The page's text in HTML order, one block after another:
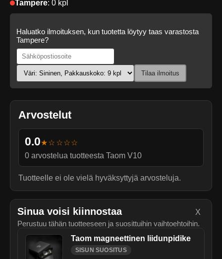
Arvostelut
0.0★☆☆☆☆
0 arvostelua tuotteesta Taom V10
Tuotteelle ei ole vielä hyväksyttyjä arvosteluja.
Tampere: 0 kpl
Haluatko ilmoituksen, kun tuotetta löytyy taas varastosta
Tampere?
Tilaa ilmoitus
Sinua voisi kiinnostaa
Perustuu tähän tuotteeseen ja suosittuihin vaihtoehtoihin.
X
Taom magneettinen liidunpidike
SISUN SUOSITUS